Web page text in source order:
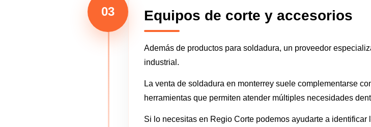
03 Equipos de corte y accesorios
Además de productos para soldadura, un proveedor
industrial.
La venta de soldadura en monterrey suele complementarse
herramientas que permiten atender múltiples necesidades
Si lo necesitas en Regio Corte podemos ayudarte a